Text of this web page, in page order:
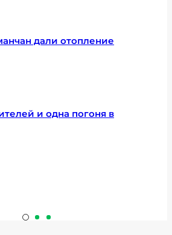
дали отопление
и одна погоня в